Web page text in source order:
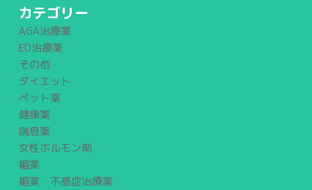
カテゴリー
AGA治療薬
ED治療薬
その他
ダイエット
ペット薬
健康薬
喘息薬
女性ホルモン剤
媚薬
媚薬・不感症治療薬